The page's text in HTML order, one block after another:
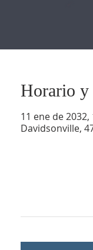
Horario y
11 ene de 2032,
Davidsonville,